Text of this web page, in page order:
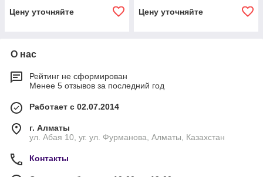
Цену уточняйте Цену уточняйте
О нас
Рейтинг не сформирован
Менее 5 отзывов за последний год
Работает с 02.07.2014
г. Алматы
ул. Абая 10, уг. ул. Фурманова, Алматы, Казахстан
Контакты